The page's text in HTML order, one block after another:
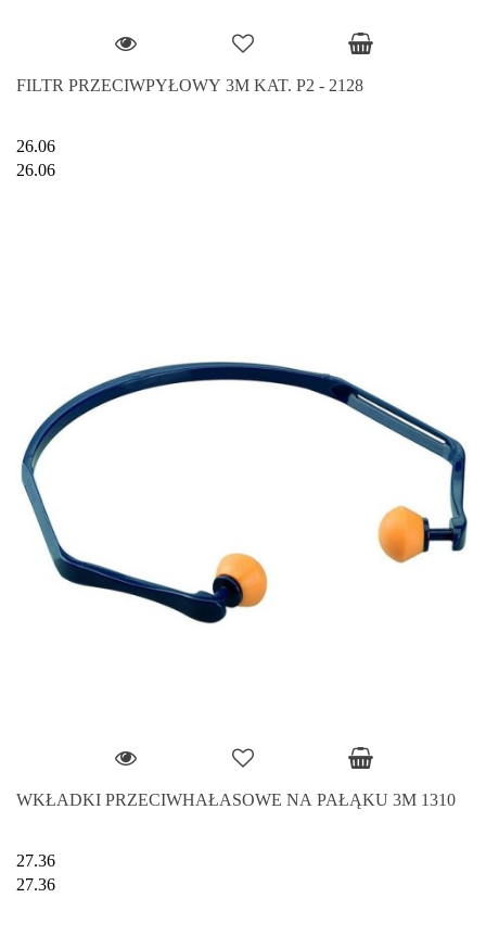
FILTR PRZECIWPYŁOWY 3M KAT. P2 - 2128
26.06
26.06
WKŁADKI PRZECIWHAŁASOWE NA PAŁĄKU 3M 1310
27.36
27.36